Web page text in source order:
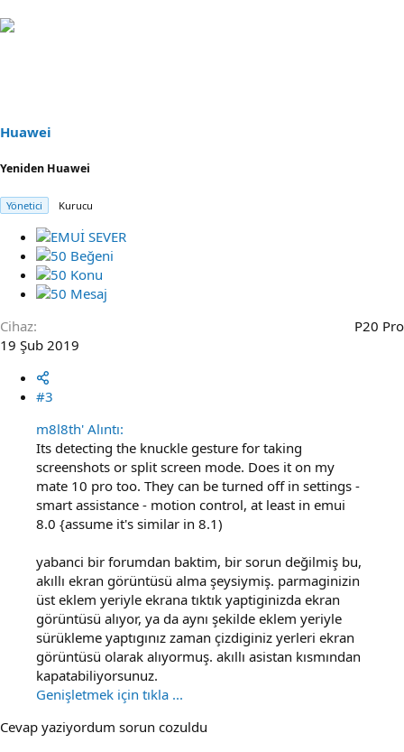
Huawei
Yeniden Huawei
Yönetici Kurucu
Cihaz
P20 Pro
19 Şub 2019
#3
m8l8th' Alıntı:
Its detecting the knuckle gesture for taking
screenshots or split screen mode. Does it on my
mate 10 pro too. They can be turned off in settings -
smart assistance - motion control, at least in emui
8.0 {assume it's similar in 8.1)
yabanci bir forumdan baktim, bir sorun değilmiş bu,
akıllı ekran görüntüsü alma şeysiymiş. parmaginizin
üst eklem yeriyle ekrana tıktık yaptiginizda ekran
görüntüsü alıyor, ya da aynı şekilde eklem yeriyle
sürükleme yaptıgınız zaman çizdiginiz yerleri ekran
görüntüsü olarak alıyormuş. akıllı asistan kısmından
kapatabiliyorsunuz.
Genişletmek için tıkla ...
Cevap yaziyordum sorun cozuldu